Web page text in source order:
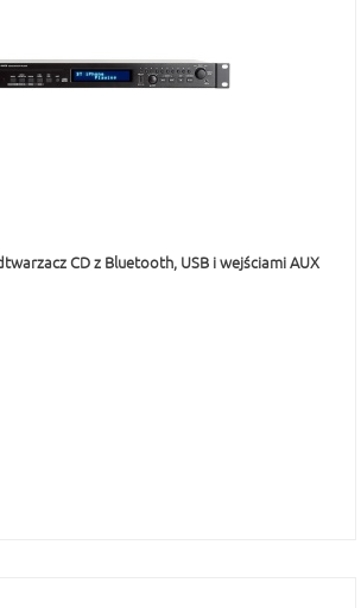
CD z Bluetooth, USB i wejściami AUX